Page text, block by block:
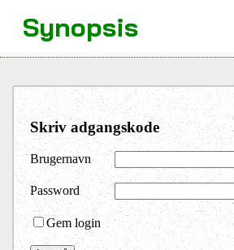
Skriv adgangskode
Brugernavn
Password
Gem login
Synopsis